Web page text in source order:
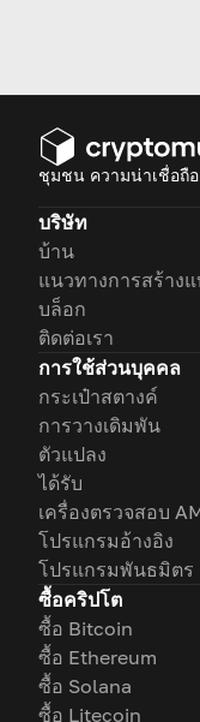
ชุมชน ความน่าเชื่อถื
บริษัท
บ้าน
แนวทางการสร้าง
บล็อก
ติดต่อเรา
การใช้ส่วนบุคคล
กระเป๋าสตางค์
การวางเดิมพัน
ตัวแปลง
ได้รับ
เครื่องตรวจสอบ
โปรแกรมอ้างอิง
โปรแกรมพันธมิตร
ซื้อคริปโต
ซื้อ Bitcoin
ซื้อ Ethereum
ซื้อ Solana
ซื้อ Litecoin